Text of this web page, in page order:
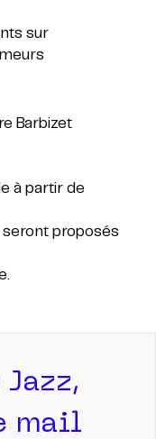
sur
Barbizet
à partir de
proposés
Jazz,
mail